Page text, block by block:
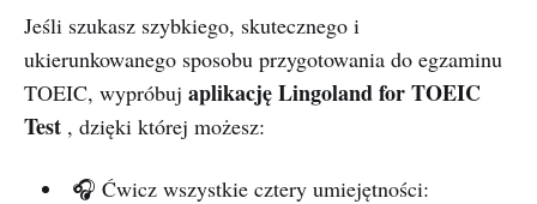
Jeśli szukasz szybkiego, skutecznego i
ukierunkowanego sposobu przygotowania do egzaminu
TOEIC, wypróbuj aplikację Lingoland for TOEIC
Test , dzięki której możesz:
🎧 Ćwicz wszystkie cztery umiejętności: